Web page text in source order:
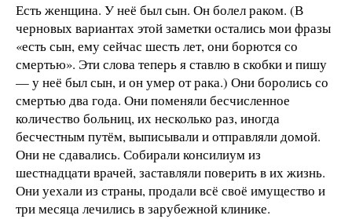
Есть женщина. У неё был сын. Он болел раком. (В
черновых вариантах этой заметки остались мои фразы
«есть сын, ему сейчас шесть лет, они борются со
смертью». Эти слова теперь я ставлю в скобки и пишу
— у неё был сын, и он умер от рака.) Они боролись со
смертью два года. Они поменяли бесчисленное
количество больниц, их несколько раз, иногда
бесчестным путём, выписывали и отправляли домой.
Они не сдавались. Собирали консилиум из
шестнадцати врачей, заставляли поверить в их жизнь.
Они уехали из страны, продали всё своё имущество и
три месяца лечились в зарубежной клинике.